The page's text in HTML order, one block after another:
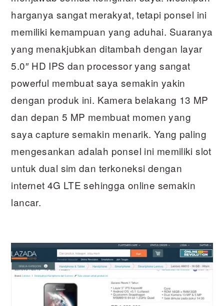
harganya sangat merakyat, tetapi ponsel ini
memiliki kemampuan yang aduhai. Suaranya
yang menakjubkan ditambah dengan layar
5.0″ HD IPS dan processor yang sangat
powerful membuat saya semakin yakin
dengan produk ini. Kamera belakang 13 MP
dan depan 5 MP membuat momen yang
saya capture semakin menarik. Yang paling
mengesankan adalah ponsel ini memiliki slot
untuk dual sim dan terkoneksi dengan
internet 4G LTE sehingga online semakin
lancar.